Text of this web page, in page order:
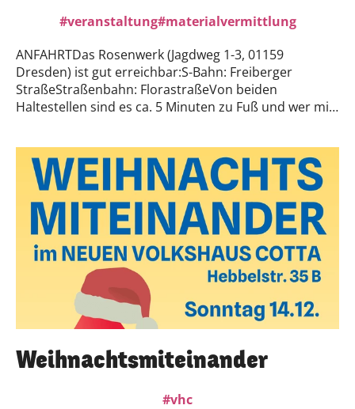
veranstaltung materialvermittlung
ANFAHRTDas Rosenwerk (Jagdweg 1-3, 01159
Dresden) ist gut erreichbar:S-Bahn: Freiberger
StraßeStraßenbahn: FlorastraßeVon beiden
Haltestellen sind es ca. 5 Minuten zu Fuß und wer mit
Weihnachtsmiteinander
vhc